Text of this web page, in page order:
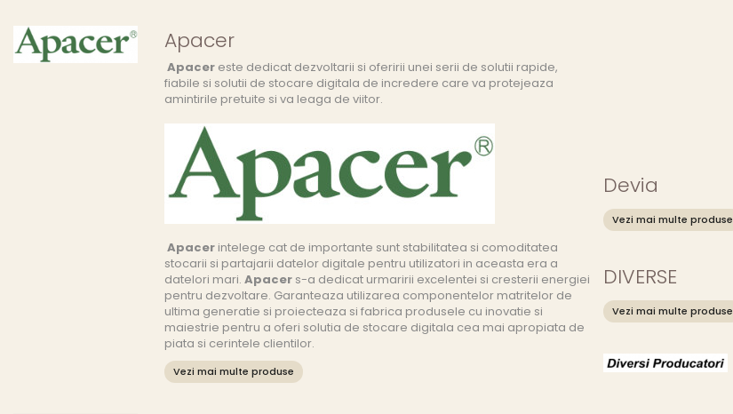
Apacer
Apacer este dedicat dezvoltarii si oferirii unei serii de solutii rapide,
fiabile si solutii de stocare digitala de incredere care va protejeaza
amintirile pretuite si va leaga de viitor.
Apacer intelege cat de importante sunt stabilitatea si comoditatea
stocarii si partajarii datelor digitale pentru utilizatori in aceasta era a
datelori mari.Apacer s-a dedicat urmaririi excelentei si cresterii energiei
pentru dezvoltare. Garanteaza utilizarea componentelor matritelor de
ultima generatie si proiecteaza si fabrica produsele cu inovatie si
maiestrie pentru a oferi solutia de stocare digitala cea mai apropiata de
piata si cerintele clientilor.
Vezi mai multe produse
Devia
Vezi mai multe produse
DIVERSE
Vezi mai multe produse